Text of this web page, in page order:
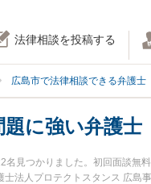
法律相談を投稿する
広島市で法律相談できる弁護士
題に強い弁護士
見つかりました。初回面談
法人プロテクトスタンス 広島